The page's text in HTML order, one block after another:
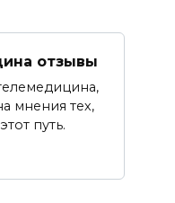
отзывы
мнения тех,
путь.